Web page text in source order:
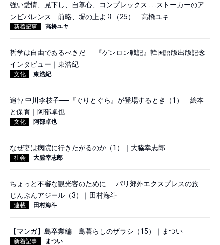
強い愛情、見下し、自尊心、コンプレックス……ストーカーのア
ンビバレンス 前略、塀の上より（25）｜高橋ユキ
新着記事 高橋ユキ
哲学は自由であるべきだ──『ゲンロン戦記』韓国語版出版記念
インタビュー｜東浩紀
文化 東浩紀
追悼 中川李枝子──『ぐりとぐら』が登場するとき（1） 絵本
と保育｜阿部卓也
文化 阿部卓也
なぜ妻は病院に行きたがるのか（1）｜大脇幸志郎
社会 大脇幸志郎
ちょっと不審な観光客のために──パリ郊外エクスプレスの旅
じんぶんアジール（3）｜田村海斗
連載 田村海斗
【マンガ】島卒業編 島暮らしのザラシ（15）｜まつい
新着記事 まつい